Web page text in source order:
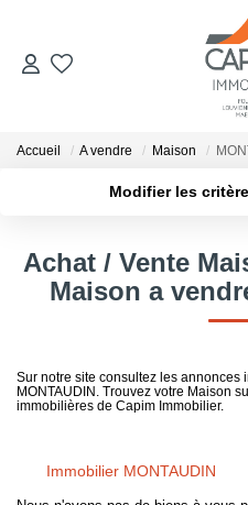
Qui
Nous
Nos
Accueil A vendre Maison
Modifier les
Surface min
Achat / Vente
Maison a
Sur notre site consultez les annonces
MONTAUDIN. Trouvez votre Maison
immobilières de Capim Immobilier.
Immobilier MONTAUDIN